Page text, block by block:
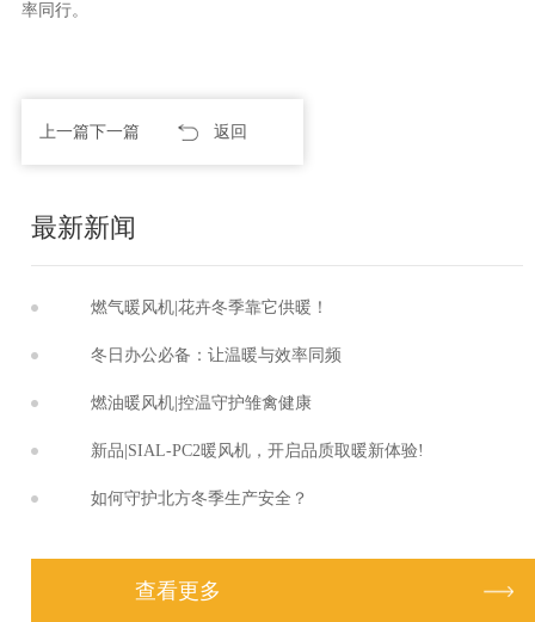
率同行。
上一篇 返回
下一篇
最新新闻
燃气暖风机|花卉冬季靠它供暖！
冬日办公必备：让温暖与效率同频
燃油暖风机|控温守护雏禽健康
新品|SIAL-PC2暖风机，开启品质取暖新体验!
如何守护北方冬季生产安全？
查看更多